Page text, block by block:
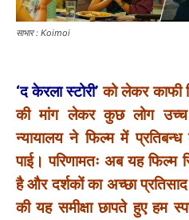
साभार : Koimoi
‘द केरला स्टोरी’ को लेकर काफी
की मांग लेकर कुछ लोग
न्यायालय ने फिल्म में
पाई। परिणामतः अब यह फिल्म
है और दर्शकों का अच्छा
की यह समीक्षा छापते हुए हम